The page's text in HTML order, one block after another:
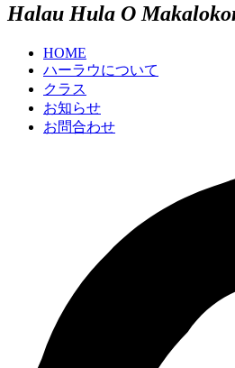
Halau Hula O
HOME
ハーラウについて
クラス
お知らせ
お問合わせ